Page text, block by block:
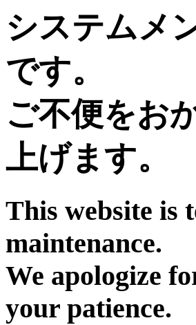
システムメ
です。
ご不便をお
上げます。
This website is
maintenance.
We apologize
your patience.